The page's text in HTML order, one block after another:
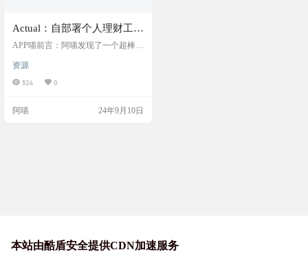
Actual：自部署个人理财工
具，具有多设备同步功能，
全免费开源
APP喵前言：阿喵发现了一个超棒的
免费，还是开源的，用 NodeJS 写
的，可以在不同的设备上同步你的
验一下那种顺滑的感觉。虽然现在
资源
524 0
阿喵 24年9月10日
本站由酷盾安全提供CDN加速服务